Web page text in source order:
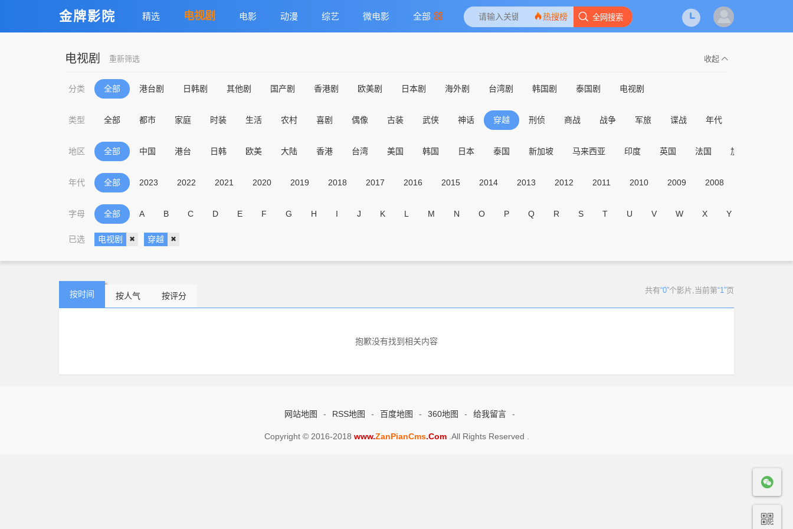
金牌影院 精选 电视剧 电影 动漫 综艺 微电影 全部 全网搜索
热搜榜
电视剧 重新筛选 收起
分类 全部 港台剧 日韩剧 其他剧 国产剧 香港剧 欧美剧 日本剧 海外剧 台湾剧 韩国剧 泰国剧 电视剧
类型 全部 都市 家庭 时装 生活 农村 喜剧 偶像 古装 武侠 神话 穿越 刑侦 商战 战争 军旅 谍战 年代
地区 全部 中国 港台 日韩 欧美 大陆 香港 台湾 美国 韩国 日本 泰国 新加坡 马来西亚 印度 英国 法国 加拿大
年代 全部 2023 2022 2021 2020 2019 2018 2017 2016 2015 2014 2013 2012 2011 2010 2009 2008
字母 全部 A B C D E F G H I J K L M N O P Q R S T U V W X Y
已选 电视剧 穿越
按时间 按人气 按评分
共有“0”个影片,当前第“1”页
抱歉没有找到相关内容
网站地图 - RSS地图 - 百度地图 - 360地图 - 给我留言 -
Copyright © 2016-2018 www.ZanPianCms.Com.All Rights Reserved .